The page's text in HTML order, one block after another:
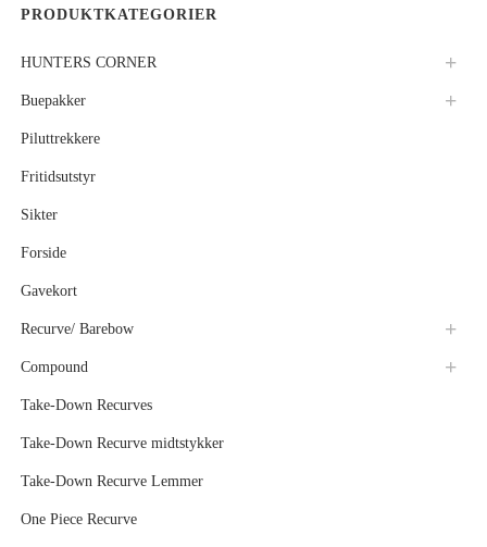
PRODUKTKATEGORIER
HUNTERS CORNER
Buepakker
Piluttrekkere
Fritidsutstyr
Sikter
Forside
Gavekort
Recurve/ Barebow
Compound
Take-Down Recurves
Take-Down Recurve midtstykker
Take-Down Recurve Lemmer
One Piece Recurve